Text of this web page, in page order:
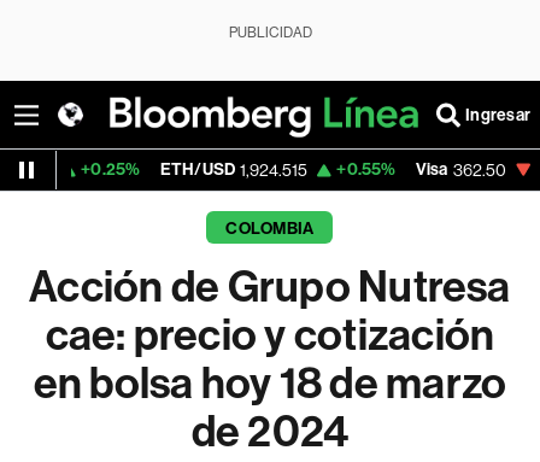
PUBLICIDAD
Ingresar
ETH/USD 1,924.515 +0.55% Visa 362.50 -2.15%
COLOMBIA
Acción de Grupo Nutresa
cae: precio y cotización
en bolsa hoy 18 de marzo
de 2024